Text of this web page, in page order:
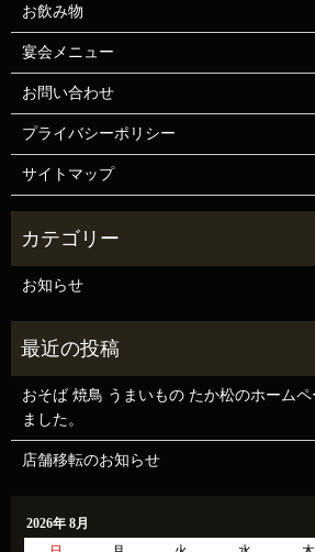
お飲み物
宴会メニュー
お問い合わせ
プライバシーポリシー
サイトマップ
お知らせ
おそば 焼鳥 うまいもの たか松のホーム
ました。
店舗移転のお知らせ
2026年 8月